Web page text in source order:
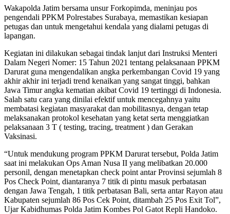
Wakapolda Jatim bersama unsur Forkopimda, meninjau pos
pengendali PPKM Polrestabes Surabaya, memastikan kesiapan
petugas dan untuk mengetahui kendala yang dialami petugas di
lapangan.
Kegiatan ini dilakukan sebagai tindak lanjut dari Instruksi Menteri
Dalam Negeri Nomer: 15 Tahun 2021 tentang pelaksanaan PPKM
Darurat guna mengendalikan angka perkembangan Covid 19 yang
akhir akhir ini terjadi trend kenaikan yang sangat tinggi, bahkan
Jawa Timur angka kematian akibat Covid 19 tertinggi di Indonesia.
Salah satu cara yang dinilai efektif untuk mencegahnya yaitu
membatasi kegiatan masyarakat dan mobilitasnya, dengan tetap
melaksanakan protokol kesehatan yang ketat serta menggiatkan
pelaksanaan 3 T ( testing, tracing, treatment ) dan Gerakan
Vaksinasi.
“Untuk mendukung program PPKM Darurat tersebut, Polda Jatim
saat ini melakukan Ops Aman Nusa II yang melibatkan 20.000
personil, dengan menetapkan check point antar Provinsi sejumlah 8
Pos Check Point, diantaranya 7 titik di pintu masuk perbatasan
dengan Jawa Tengah, 1 titik perbatasan Bali, serta antar Rayon atau
Kabupaten sejumlah 86 Pos Cek Point, ditambah 25 Pos Exit Tol”,
Ujar Kabidhumas Polda Jatim Kombes Pol Gatot Repli Handoko.